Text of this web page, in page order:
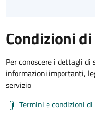
Condizioni
Per conoscere i dettagli
informazioni importanti,
servizio.
Termini e condizioni